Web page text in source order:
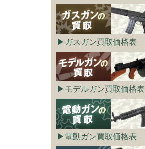
ガスガン買取価格表
モデルガン買取価格表
電動ガン買取価格表